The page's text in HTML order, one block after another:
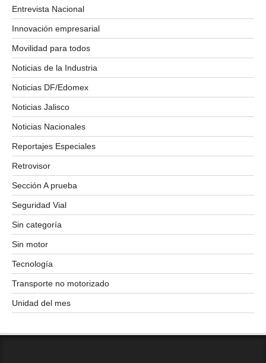
Entrevista Nacional
Innovación empresarial
Movilidad para todos
Noticias de la Industria
Noticias DF/Edomex
Noticias Jalisco
Noticias Nacionales
Reportajes Especiales
Retrovisor
Sección A prueba
Seguridad Vial
Sin categoría
Sin motor
Tecnología
Transporte no motorizado
Unidad del mes